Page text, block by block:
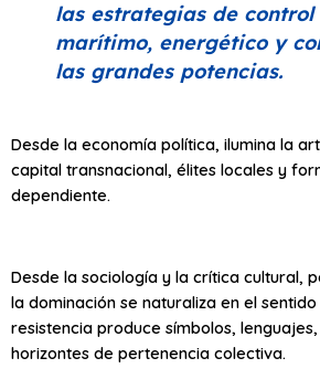
las estrategias de
marítimo, energético y
las grandes potencias.
Desde la economía política, ilumina la
capital transnacional, élites locales y
dependiente.
Desde la sociología y la crítica cultural,
la dominación se naturaliza en el
resistencia produce símbolos,
horizontes de pertenencia colectiva.